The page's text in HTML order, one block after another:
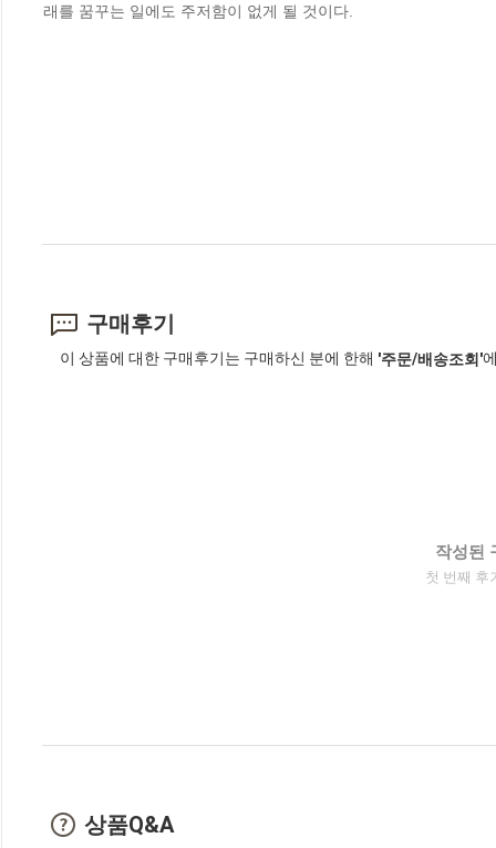
래를 꿈꾸는 일에도 주저함이 없게 될 것이다.
구매후기
이 상품에 대한 구매후기는 구매하신 분에 한해 '주문/배송조회'
작성된
첫 번째 후
상품Q&A